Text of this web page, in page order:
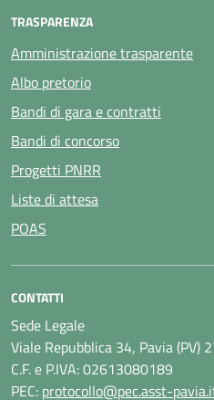
TRASPARENZA
Amministrazione trasparente
Albo pretorio
Bandi di gara e contratti
Bandi di concorso
Progetti PNRR
Liste di attesa
POAS
CONTATTI
Sede Legale
Viale Repubblica 34, Pavia (PV)
C.F. e P.IVA: 02613080189
PEC: protocollo@pec.asst-